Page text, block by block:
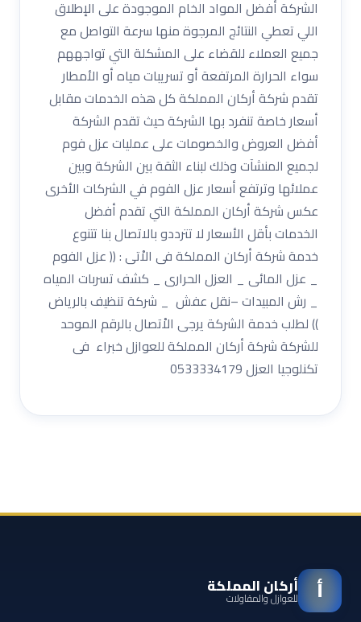
الشركة أفضل المواد الخام الموجودة على الإطلاق
اللي تعطي النتائج المرجوة منها سرعة التواصل مع
جميع العملاء للقضاء على المشكلة التي تواجههم
سواء الحرارة المرتفعة أو تسريبات مياه أو الأمطار
تقدم شركة أركان المملكة كل هذه الخدمات مقابل
أسعار خاصة تنفرد بها الشركة حيث تقدم الشركة
أفضل العروض والخصومات على عمليات عزل فوم
لجميع المنشآت وذلك لبناء الثقة بين الشركة وبين
عملائها وترتفع أسعار عزل الفوم في الشركات الأخرى
عكس شركة أركان المملكة التي تقدم أفضل
الخدمات بأقل الأسعار لا تترددو بالاتصال بنا تتنوع
خدمة شركة أركان المملكة فى الاْتى : (( عزل الفوم
_ عزل المائى _ العزل الحرارى _ كشف تسربات المياه
_ رش المبيدات –نقل عفش _ شركة تنظيف بالرياض
)) لطلب خدمة الشركة يرجى الاْتصال بالرقم الموحد
للشركة شركة أركان المملكة للعوازل خبراء فى
تكنلوجيا العزل 0533334179
أ أركان المملكة
للعوازل والمقاولات